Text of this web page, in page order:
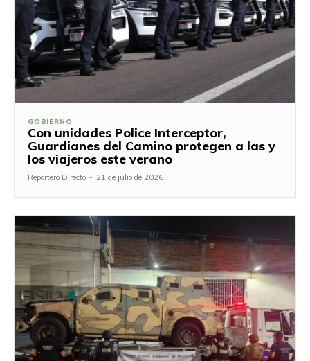
GOBIERNO
Con unidades Police Interceptor,
Guardianes del Camino protegen a las y
los viajeros este verano
Reportero Directo - 21 de julio de 2026